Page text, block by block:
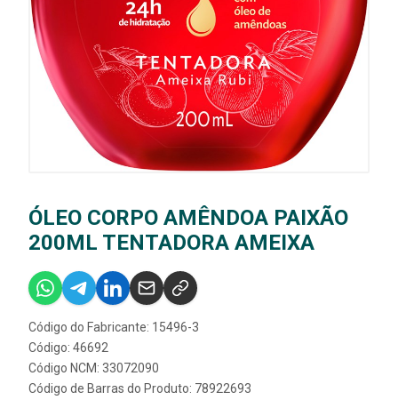
ÓLEO CORPO AMÊNDOA PAIXÃO
200ML TENTADORA AMEIXA
Código do Fabricante: 15496-3
Código: 46692
Código NCM: 33072090
Código de Barras do Produto: 78922693